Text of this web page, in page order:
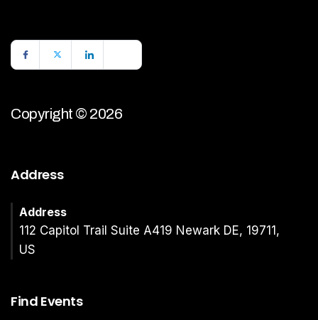
Copyright © 2026
Address
Address
112 Capitol Trail Suite A419 Newark DE, 19711,
US
Find Events